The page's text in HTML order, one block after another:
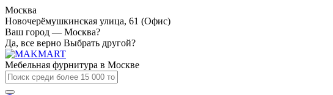
Москва
Новочерёмушкинская улица, 61 (Офис)
Ваш город — Москва?
Да, все верно Выбрать другой?
Мебельная фурнитура в Москве